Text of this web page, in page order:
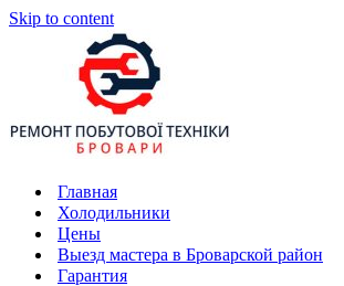
Skip to content
Главная
Холодильники
Цены
Выезд мастера в Броварской район
Гарантия